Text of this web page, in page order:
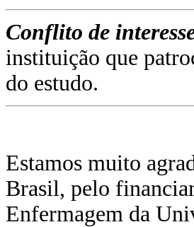
Conflito de
instituição que
do estudo.
Estamos muito
Brasil, pelo
Enfermagem da